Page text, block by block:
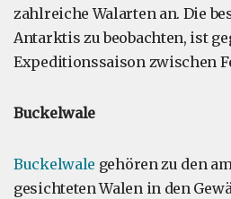
zahlreiche Walarten an. Die
Antarktis zu beobachten, ist
Expeditionssaison zwischen
Buckelwale
Buckelwale gehören zu den
gesichteten Walen in den